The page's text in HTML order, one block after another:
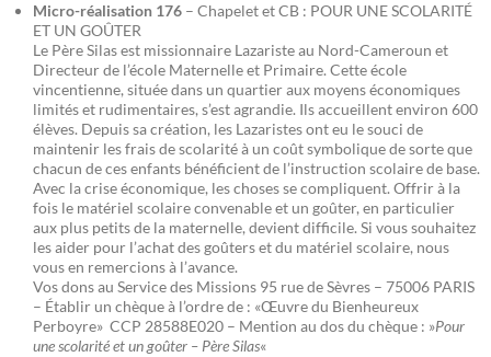
Micro-réalisation 176 – Chapelet et CB : POUR UNE SCOLARITÉ
ET UN GOÛTER
Le Père Silas est missionnaire Lazariste au Nord-Cameroun et
Directeur de l’école Maternelle et Primaire. Cette école
vincentienne, située dans un quartier aux moyens économiques
limités et rudimentaires, s’est agrandie. Ils accueillent environ 600
élèves. Depuis sa création, les Lazaristes ont eu le souci de
maintenir les frais de scolarité à un coût symbolique de sorte que
chacun de ces enfants bénéficient de l’instruction scolaire de base.
Avec la crise économique, les choses se compliquent. Offrir à la
fois le matériel scolaire convenable et un goûter, en particulier
aux plus petits de la maternelle, devient difficile. Si vous souhaitez
les aider pour l’achat des goûters et du matériel scolaire, nous
vous en remercions à l’avance.
Vos dons au Service des Missions 95 rue de Sèvres – 75006 PARIS
– Établir un chèque à l’ordre de : «Œuvre du Bienheureux
Perboyre» CCP 28588E020 – Mention au dos du chèque : »Pour
une scolarité et un goûter – Père Silas«